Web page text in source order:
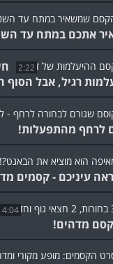
אתכם במתח עד
2:22
רגיל, אבל הסוף
לרחף מהתפעלות!
עיניכם - קסמים
4:04
מדהים!